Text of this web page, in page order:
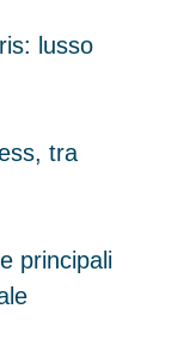
lusso
tra
principali